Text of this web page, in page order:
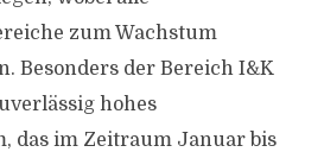
zum Wachstum
Besonders der Bereich I&K
hohes
das im Zeitraum Januar bis